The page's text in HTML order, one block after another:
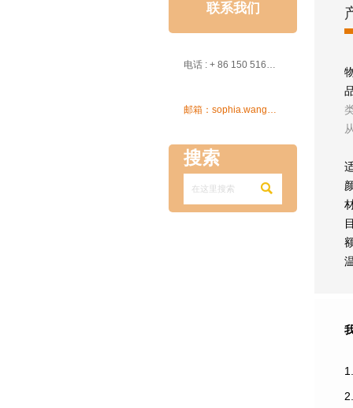
联系我们
电话 : + 86 150 5162 5639

搜索
